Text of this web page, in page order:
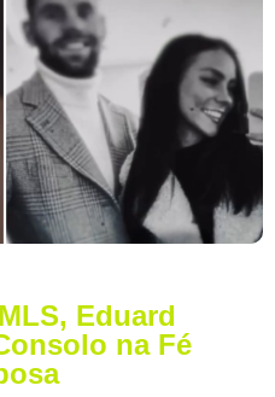
Eduard
na Fé